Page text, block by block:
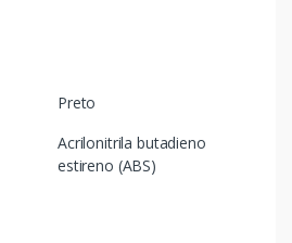
Preto
Acrilonitrila butadieno
estireno (ABS)